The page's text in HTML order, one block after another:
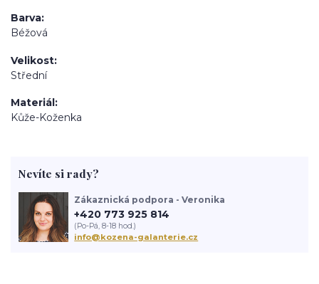
Barva
Béžová
Velikost
Střední
Materiál
Kůže-Koženka
Nevíte si rady?
Zákaznická podpora - Veronika
+420 773 925 814
(Po-Pá, 8-18 hod.)
info@kozena-galanterie.cz